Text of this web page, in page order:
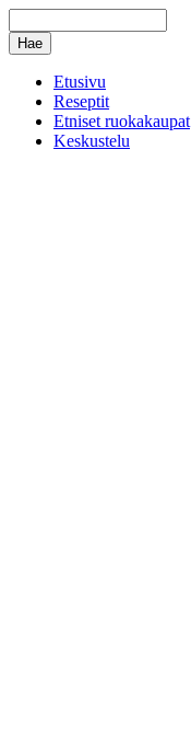
Etusivu
Reseptit
Etniset ruokakaupat
Keskustelu